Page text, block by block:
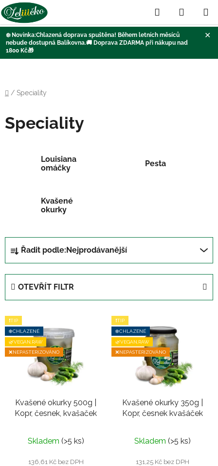
❄️ Novinka:Chlazená doprava spuštěna! Během letních měsíců
nebude dostupná Balíkovna.🚚 Doprava ZDARMA při nákupu nad
1800 Kč🎁
✕
Hledat
KOŠÍK
Domů
/ Speciality
Speciality
Louisiana
omáčky
Pesta
Kvašené
okurky
a
z
n
p
r
o
d
Řadit podle: Nejprodávanější
OTEVŘÍT FILTR
V
ý
p
i
❗TIP
❄️CHLAZENÉ
🌿VEGAN,RAW
❌NEPASTERIZOVÁNO
Kvašené okurky 500g |
Kopr, česnek, kvašaček
Skladem (>5 ks)
136,61 Kč bez DPH
❗TIP
❄️CHLAZENÉ
🌿VEGAN,RAW
❌NEPASTERIZOVÁNO
Kvašené okurky 350g |
Kopr, česnek kvašáček
hodnocení
produktu
Skladem (>5 ks)
131,25 Kč bez DPH